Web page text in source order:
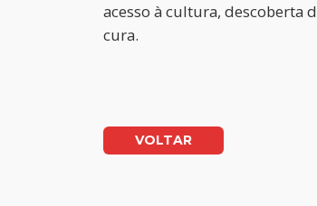
acesso à cultura, descoberta
cura.
VOLTAR